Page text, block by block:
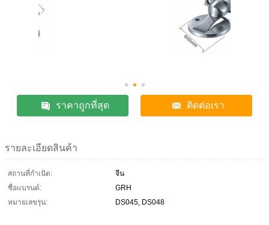
ราคาถูกที่สุด ติดต่อเรา
รายละเอียดสินค้า
สถานที่กำเนิด:
จีน
ชื่อแบรนด์:
GRH
หมายเลขรุ่น:
DS045, DS048